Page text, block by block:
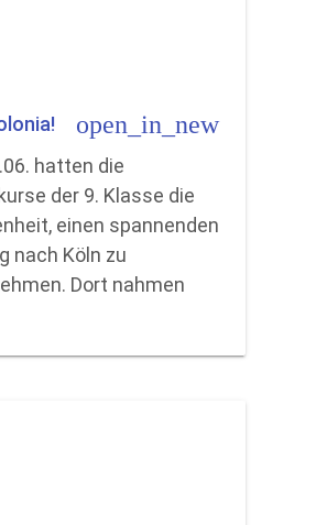
open_in_new
hatten die
der 9. Klasse die
einen spannenden
nach Köln zu
Dort nahmen